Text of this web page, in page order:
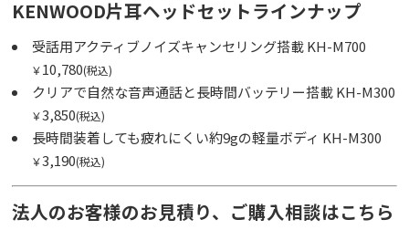
KENWOOD片耳ヘッドセットラインナップ
受話用アクティブノイズキャンセリング搭載 KH-M700
￥10,780(税込)
クリアで自然な音声通話と長時間バッテリー搭載 KH-M300
￥3,850(税込)
長時間装着しても疲れにくい約9gの軽量ボディ KH-M300
￥3,190(税込)
法人のお客様のお見積り、ご購入相談はこちら